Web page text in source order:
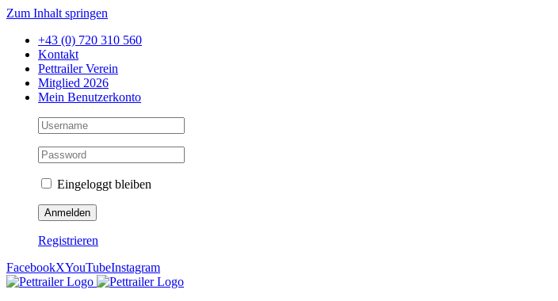
Zum Inhalt springen
+43 (0) 720 310 560
Kontakt
Pettrailer Verein
Mitglied 2026
Mein Benutzerkonto
Eingeloggt bleiben
Registrieren
FacebookXYouTubeInstagram